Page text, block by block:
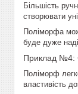
Більшість
створювати
Поліморфа
буде дуже
Приклад №4:
Поліморф
властивість